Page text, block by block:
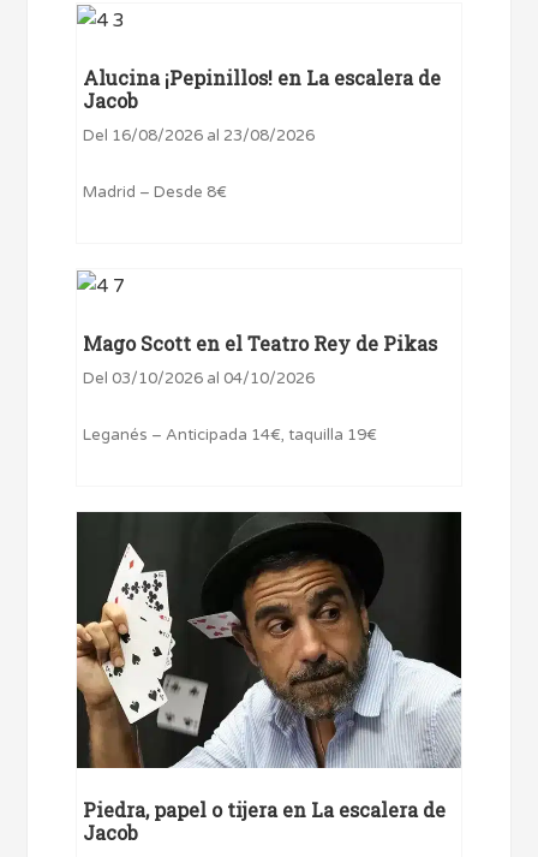
Alucina ¡Pepinillos! en La escalera de
Jacob
Del 16/08/2026 al 23/08/2026
Madrid – Desde 8€
Mago Scott en el Teatro Rey de Pikas
Del 03/10/2026 al 04/10/2026
Leganés – Anticipada 14€, taquilla 19€
Piedra, papel o tijera en La escalera de
Jacob